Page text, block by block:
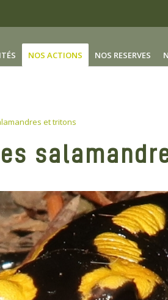
NOS ACTIONS NOS RESERVES
et tritons